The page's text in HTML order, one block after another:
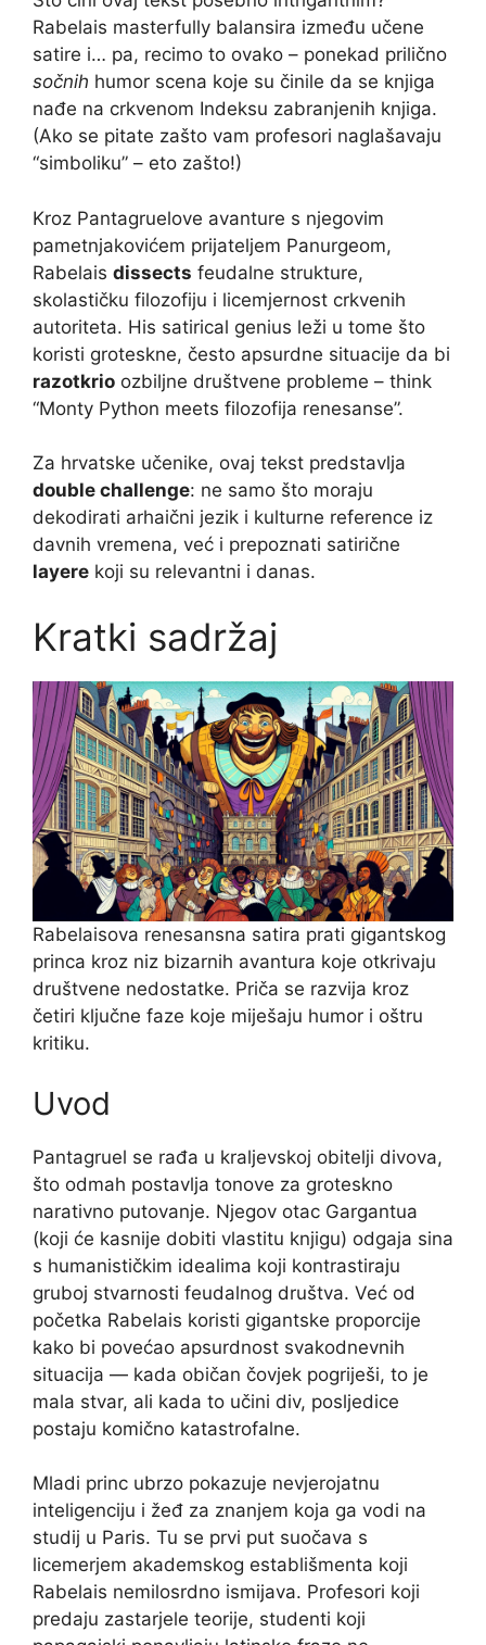
Rabelais masterfully balansira između učene
satire i… pa, recimo to ovako – ponekad prilično
sočnih humor scena koje su činile da se knjiga
nađe na crkvenom Indeksu zabranjenih knjiga.
(Ako se pitate zašto vam profesori naglašavaju
“simboliku” – eto zašto!)
Kroz Pantagruelove avanture s njegovim
pametnjakovićem prijateljem Panurgeom,
Rabelais dissects feudalne strukture,
skolastičku filozofiju i licemjernost crkvenih
autoriteta. His satirical genius leži u tome što
koristi groteskne, često apsurdne situacije da bi
razotkrio ozbiljne društvene probleme – think
“Monty Python meets filozofija renesanse”.
Za hrvatske učenike, ovaj tekst predstavlja
double challenge: ne samo što moraju
dekodirati arhaični jezik i kulturne reference iz
davnih vremena, već i prepoznati satirične
layere koji su relevantni i danas.
Kratki sadržaj
Rabelaisova renesansna satira prati gigantskog
princa kroz niz bizarnih avantura koje otkrivaju
društvene nedostatke. Priča se razvija kroz
četiri ključne faze koje miješaju humor i oštru
kritiku.
Uvod
Pantagruel se rađa u kraljevskoj obitelji divova,
što odmah postavlja tonove za groteskno
narativno putovanje. Njegov otac Gargantua
(koji će kasnije dobiti vlastitu knjigu) odgaja sina
s humanističkim idealima koji kontrastiraju
gruboj stvarnosti feudalnog društva. Već od
početka Rabelais koristi gigantske proporcije
kako bi povećao apsurdnost svakodnevnih
situacija — kada običan čovjek pogriješi, to je
mala stvar, ali kada to učini div, posljedice
postaju komično katastrofalne.
Mladi princ ubrzo pokazuje nevjerojatnu
inteligenciju i žeđ za znanjem koja ga vodi na
studij u Paris. Tu se prvi put suočava s
licemerjem akademskog establišmenta koji
Rabelais nemilosrdno ismijava. Profesori koji
predaju zastarjele teorije, studenti koji